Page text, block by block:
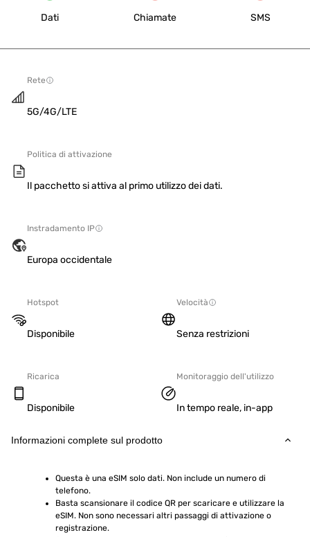
Dati Chiamate SMS
Rete
5G/4G/LTE
Politica di attivazione
Il pacchetto si attiva al primo utilizzo dei dati.
Instradamento IP
Europa occidentale
Hotspot
Disponibile
Velocità
Senza restrizioni
Ricarica
Disponibile
Monitoraggio dell'utilizzo
In tempo reale, in-app
Informazioni complete sul prodotto
Questa è una eSIM solo dati. Non include un numero di
telefono.
Basta scansionare il codice QR per scaricare e utilizzare la
eSIM. Non sono necessari altri passaggi di attivazione o
registrazione.